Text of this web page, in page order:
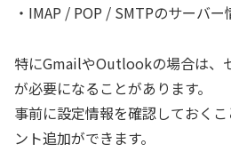
・IMAP / POP / SMTPのサーバー
特にGmailやOutlookの場合は、
が必要になることがあります。
事前に設定情報を確認しておく
ント追加ができます。